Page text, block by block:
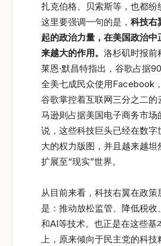
扎克伯格、贝索斯等，也都纷
这里要强调一句的是， 科技右
起的政治力量，在美国政治中
来越大的作用。 洛杉矶时报前
莱恩·默昌特指出，谷歌占据
全美七成民众使用Facebook
谷歌掌控着互联网三分之二的
马逊则占据美国电子商务市
说，这些科技巨头已经在数字
大的权力版图，并且越来越坦
扩展至“现实”世界。
从目前来看，科技右翼在政策
是：推动放松监管、降低税收
和AI等技术。也正是在这些基
上，原来倾向于民主党的科技